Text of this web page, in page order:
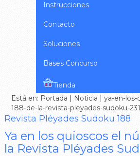
Instrucciones
Contacto
Soluciones
Bases Concurso
Tienda
Está en: Portada | Noticia | ya-en-
188-de-la-revista-pleyades-sudoku-
Revista Pléyades Sudoku 188
Ya en los quioscos el
la Revista Pléyades